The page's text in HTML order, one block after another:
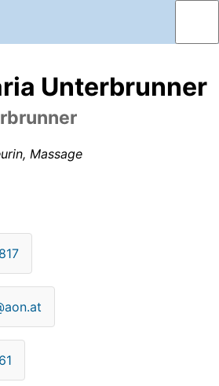
Unterbrunner
Massage